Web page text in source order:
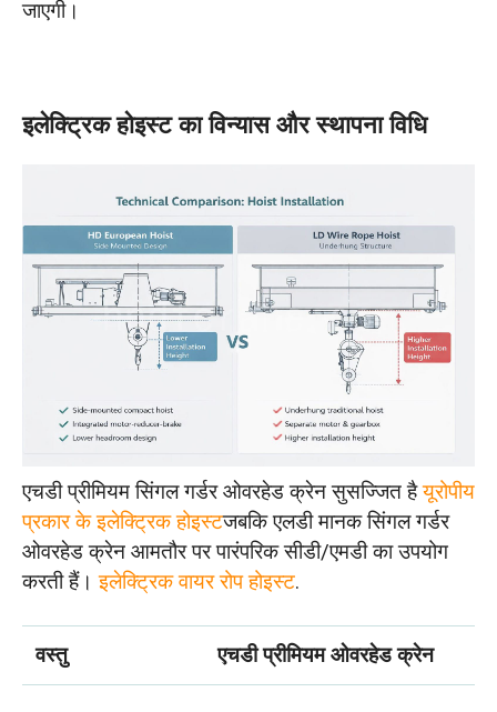
जाएगी।
इलेक्ट्रिक होइस्ट का विन्यास और स्थापना विधि
एचडी प्रीमियम सिंगल गर्डर ओवरहेड क्रेन सुसज्जित हैयूरोपीय
प्रकार के इलेक्ट्रिक होइस्टजबकि एलडी मानक सिंगल गर्डर
ओवरहेड क्रेन आमतौर पर पारंपरिक सीडी/एमडी का उपयोग
करती हैं।इलेक्ट्रिक वायर रोप होइस्ट.
वस्तु एचडी प्रीमियम ओवरहेड क्रेन